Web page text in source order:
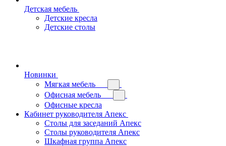
Детская мебель
Детские кресла
Детские столы
Новинки
Мягкая мебель
Офисная мебель
Офисные кресла
Кабинет руководителя Апекс
Столы для заседаний Апекс
Столы руководителя Апекс
Шкафная группа Апекс